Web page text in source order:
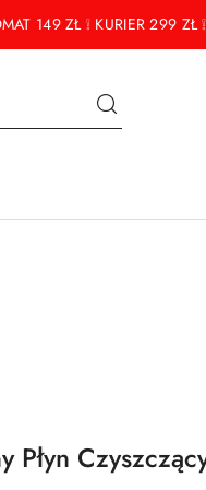
149 ZŁ ❕ KURIER 299 ZŁ ❕
Płyn